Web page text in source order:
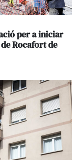
per a iniciar
Rocafort de